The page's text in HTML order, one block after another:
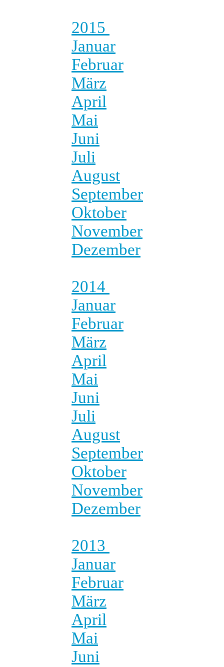
2015
Januar
Februar
März
April
Mai
Juni
Juli
August
September
Oktober
November
Dezember
2014
Januar
Februar
März
April
Mai
Juni
Juli
August
September
Oktober
November
Dezember
2013
Januar
Februar
März
April
Mai
Juni